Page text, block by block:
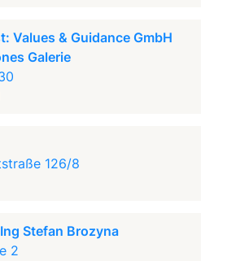
Values & Guidance GmbH
Galerie
126/8
Stefan Brozyna
2